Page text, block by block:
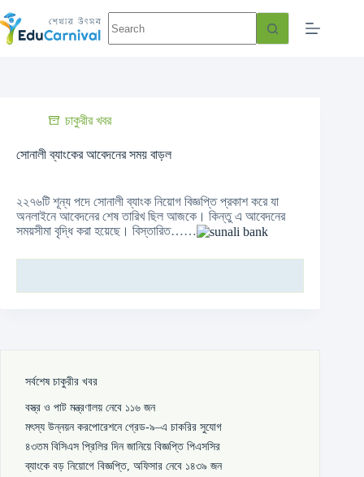
চাকুরীর খবর
সোনালী ব্যাংকের আবেদনের সময় বাড়ল
২২৭৬টি শূন্য পদে সোনালী ব্যাংক নিয়োগ বিজ্ঞপ্তি প্রকাশ করে যা
অনলাইনে আবেদনের শেষ তারিখ ছিল আজকে। কিন্তু এ আবেদনের
সময়সীমা বৃদ্ধি করা হয়েছে। বিস্তারিত……
সর্বশেষ চাকুরীর খবর
বস্ত্র ও পাট মন্ত্রণালয় নেবে ১১৬ জন
মৎস্য উন্নয়ন করপোরেশনে গ্রেড-৯–এ চাকরির সুযোগ
৪৩তম বিসিএস প্রিলির দিন জানিয়ে বিজ্ঞপ্তি পিএসসির
ব্যাংকে বড় নিয়োগে বিজ্ঞপ্তি, অফিসার নেবে ১৪৩৯ জন